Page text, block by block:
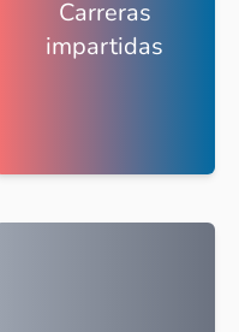
Carreras
impartidas